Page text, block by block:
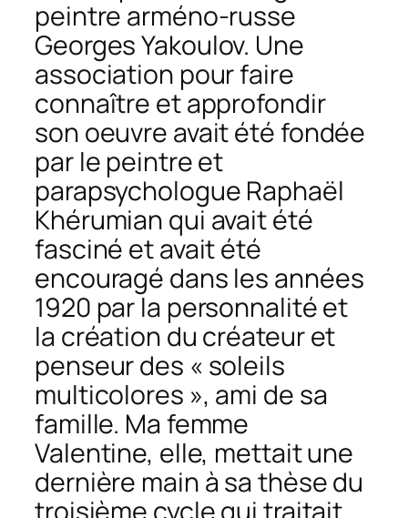
peintre arméno-russe
Georges Yakoulov. Une
association pour faire
connaître et approfondir
son oeuvre avait été fondée
par le peintre et
parapsychologue Raphaël
Khérumian qui avait été
fasciné et avait été
encouragé dans les années
1920 par la personnalité et
la création du créateur et
penseur des « soleils
multicolores », ami de sa
famille. Ma femme
Valentine, elle, mettait une
dernière main à sa thèse du